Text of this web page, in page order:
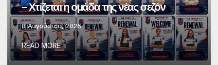
– Χτίζεται η ομάδα της νέας σεζόν
8 Αυγούστου, 2026
READ MORE